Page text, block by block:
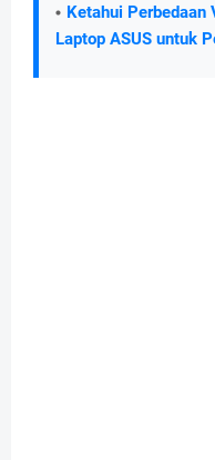
Ketahui Perbedaan
Laptop ASUS untuk